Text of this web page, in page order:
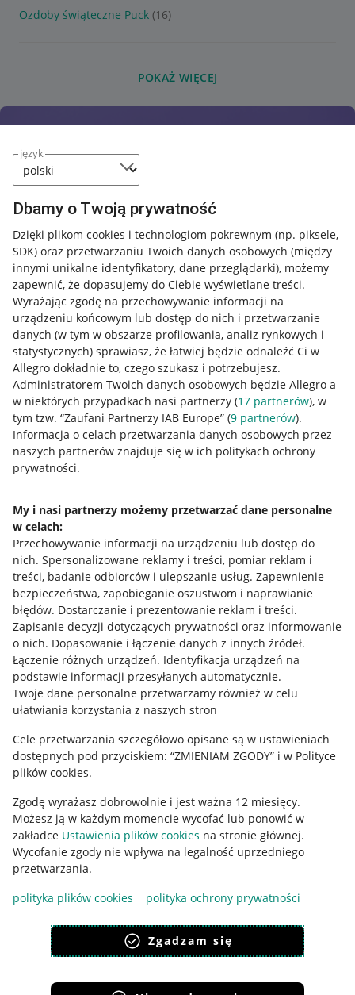
język
Dbamy o Twoją prywatność
Dzięki plikom cookies i technologiom pokrewnym (np. piksele,
SDK) oraz przetwarzaniu Twoich danych osobowych (między
innymi unikalne identyfikatory, dane przeglądarki), możemy
zapewnić, że dopasujemy do Ciebie wyświetlane treści.
Wyrażając zgodę na przechowywanie informacji na
urządzeniu końcowym lub dostęp do nich i przetwarzanie
danych (w tym w obszarze profilowania, analiz rynkowych i
statystycznych) sprawiasz, że łatwiej będzie odnaleźć Ci w
Allegro dokładnie to, czego szukasz i potrzebujesz.
Administratorem Twoich danych osobowych będzie Allegro a
w niektórych przypadkach nasi partnerzy (17 partnerów), w
tym tzw. “Zaufani Partnerzy IAB Europe” (9 partnerów).
Informacja o celach przetwarzania danych osobowych przez
naszych partnerów znajduje się w ich politykach ochrony
prywatności.
My i nasi partnerzy możemy przetwarzać dane personalne
w celach:
Przechowywanie informacji na urządzeniu lub dostęp do
nich. Spersonalizowane reklamy i treści, pomiar reklam i
treści, badanie odbiorców i ulepszanie usług. Zapewnienie
bezpieczeństwa, zapobieganie oszustwom i naprawianie
błędów. Dostarczanie i prezentowanie reklam i treści.
Zapisanie decyzji dotyczących prywatności oraz informowanie
o nich. Dopasowanie i łączenie danych z innych źródeł.
Łączenie różnych urządzeń. Identyfikacja urządzeń na
podstawie informacji przesyłanych automatycznie.
Twoje dane personalne przetwarzamy również w celu
ułatwiania korzystania z naszych stron
Cele przetwarzania szczegółowo opisane są w ustawieniach
dostępnych pod przyciskiem: “ZMIENIAM ZGODY” i w Polityce
plików cookies.
Zgodę wyrażasz dobrowolnie i jest ważna 12 miesięcy.
Możesz ją w każdym momencie wycofać lub ponowić w
zakładce Ustawienia plików cookies na stronie głównej.
Wycofanie zgody nie wpływa na legalność uprzedniego
przetwarzania.
polityka plików cookies
polityka ochrony prywatności
Zgadzam się
Ozdoby świąteczne Puck (16)
POKAŻ WIĘCEJ
Przydatne informacje
Jak to działa
Allegro Gadane dla sprzedających
Allegro Gadane dla kupujących
Mapa miejscowości
Informacje prawne
Regulamin
Polityka plików "cookies"
Ustawienia plików "cookies"
Udostępnianie lokalizacji
Informacje dla Aktu o Usługach Cyfrowych
Pobierz aplikację